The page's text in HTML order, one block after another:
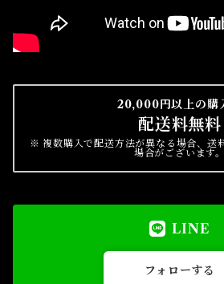
20,000円以上の購
配送料無料
※ 複数購入で配送方法が異なる場合、送
場合がございます。
LINE
フォローする